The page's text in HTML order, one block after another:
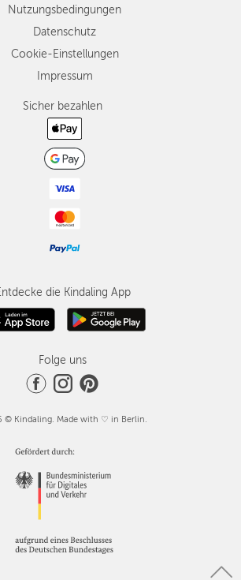
Nutzungsbedingungen
Datenschutz
Cookie-Einstellungen
Impressum
Sicher bezahlen
die Kindaling App
Folge uns
© Kindaling. Made with ♡ in Berlin.